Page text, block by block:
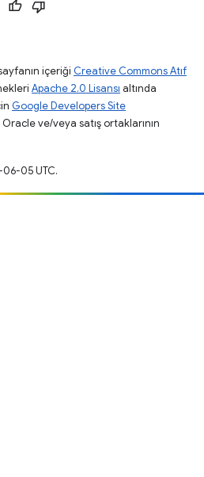
içeriği Creative Commons Atıf
Apache 2.0 Lisansı altında
Google Developers Site
ve/veya satış ortaklarının
05 UTC.